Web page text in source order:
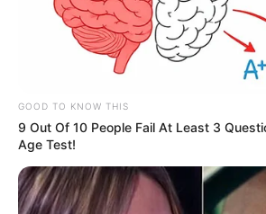
GOOD TO KNOW THIS
9 Out Of 10 People Fail At Least 3
Age Test!